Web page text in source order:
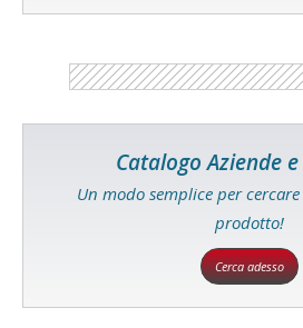
Catalogo Aziende
Un modo semplice per
prodotto!
Cerca adesso